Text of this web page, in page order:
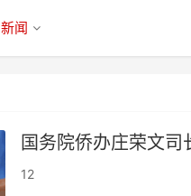
新闻
国务院侨办庄荣文
12